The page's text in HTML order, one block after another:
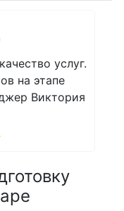
качество услуг.
на этапе
Виктория